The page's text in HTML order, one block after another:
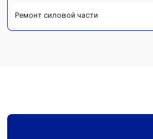
Ремонт силовой части